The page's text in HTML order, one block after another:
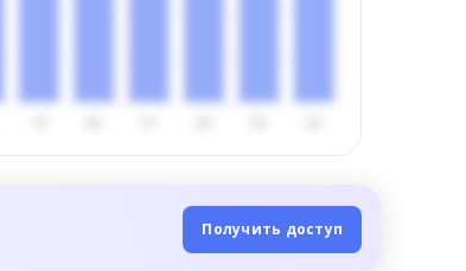
Получить доступ